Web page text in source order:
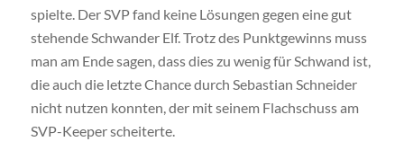
spielte. Der SVP fand keine Lösungen gegen eine gut
stehende Schwander Elf. Trotz des Punktgewinns muss
man am Ende sagen, dass dies zu wenig für Schwand ist,
die auch die letzte Chance durch Sebastian Schneider
nicht nutzen konnten, der mit seinem Flachschuss am
SVP-Keeper scheiterte.